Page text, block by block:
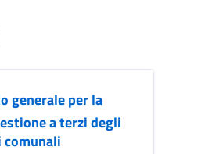
generale per la
a terzi degli